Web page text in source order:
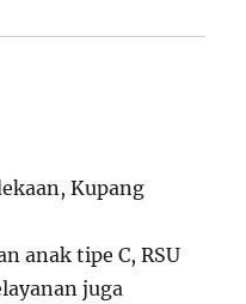
Kupang
anak tipe C, RSU
juga